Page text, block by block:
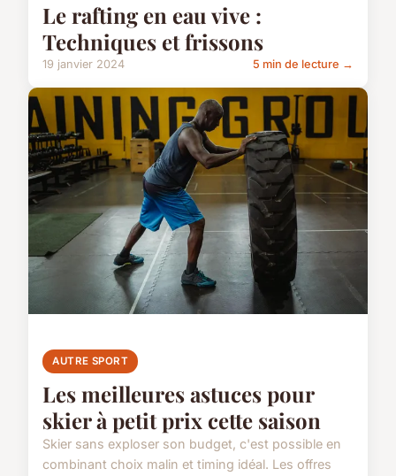
Le rafting en eau vive :
Techniques et frissons
19 janvier 2024 5 min de lecture →
AUTRE SPORT
Les meilleures astuces pour
skier à petit prix cette saison
Skier sans exploser son budget, c'est possible en
combinant choix malin et timing idéal. Les offres